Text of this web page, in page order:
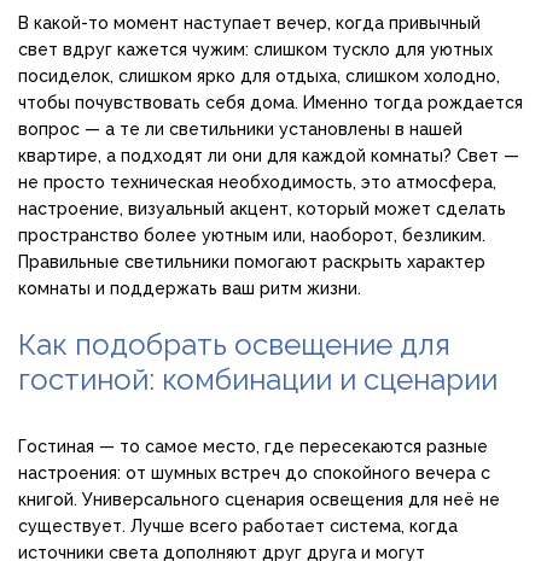
В какой-то момент наступает вечер, когда привычный
свет вдруг кажется чужим: слишком тускло для уютных
посиделок, слишком ярко для отдыха, слишком холодно,
чтобы почувствовать себя дома. Именно тогда рождается
вопрос — а те ли светильники установлены в нашей
квартире, а подходят ли они для каждой комнаты? Свет —
не просто техническая необходимость, это атмосфера,
настроение, визуальный акцент, который может сделать
пространство более уютным или, наоборот, безликим.
Правильные светильники помогают раскрыть характер
комнаты и поддержать ваш ритм жизни.
Как подобрать освещение для
гостиной: комбинации и сценарии
Гостиная — то самое место, где пересекаются разные
настроения: от шумных встреч до спокойного вечера с
книгой. Универсального сценария освещения для неё не
существует. Лучше всего работает система, когда
источники света дополняют друг друга и могут